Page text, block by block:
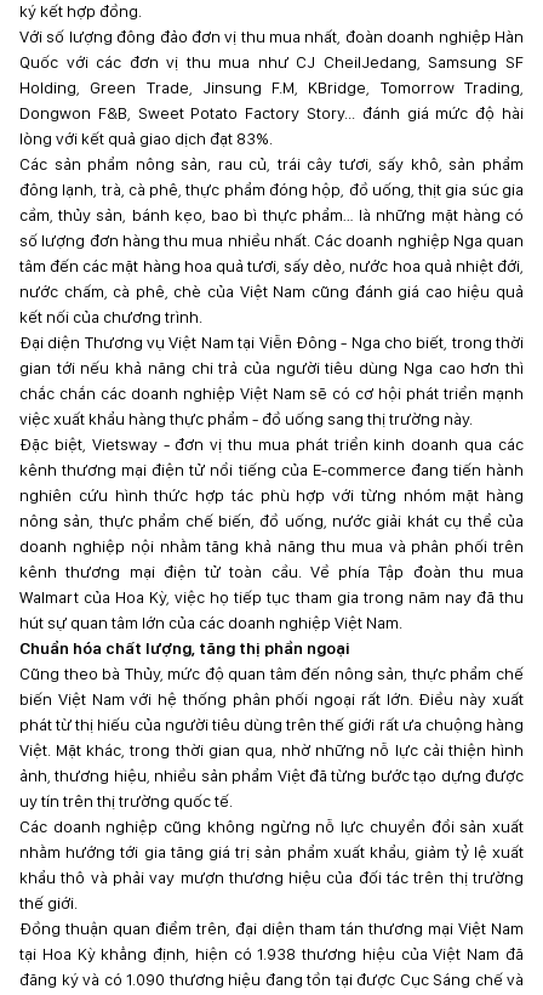
ký kết hợp đồng.
Với số lượng đông đảo đơn vị thu mua nhất, đoàn doanh nghiệp Hàn
Quốc với các đơn vị thu mua như CJ CheilJedang, Samsung SF
Holding, Green Trade, Jinsung F.M, KBridge, Tomorrow Trading,
Dongwon F&B, Sweet Potato Factory Story... đánh giá mức độ hài
lòng với kết quả giao dịch đạt 83%.
Các sản phẩm nông sản, rau củ, trái cây tươi, sấy khô, sản phẩm
đông lạnh, trà, cà phê, thực phẩm đóng hộp, đồ uống, thịt gia súc gia
cầm, thủy sản, bánh kẹo, bao bì thực phẩm… là những mặt hàng có
số lượng đơn hàng thu mua nhiều nhất. Các doanh nghiệp Nga quan
tâm đến các mặt hàng hoa quả tươi, sấy dẻo, nước hoa quả nhiệt đới,
nước chấm, cà phê, chè của Việt Nam cũng đánh giá cao hiệu quả
kết nối của chương trình.
Đại diện Thương vụ Việt Nam tại Viễn Đông - Nga cho biết, trong thời
gian tới nếu khả năng chi trả của người tiêu dùng Nga cao hơn thì
chắc chắn các doanh nghiệp Việt Nam sẽ có cơ hội phát triển mạnh
việc xuất khẩu hàng thực phẩm - đồ uống sang thị trường này.
Đặc biệt, Vietsway - đơn vị thu mua phát triển kinh doanh qua các
kênh thương mại điện tử nổi tiếng của E-commerce đang tiến hành
nghiên cứu hình thức hợp tác phù hợp với từng nhóm mặt hàng
nông sản, thực phẩm chế biến, đồ uống, nước giải khát cụ thể của
doanh nghiệp nội nhằm tăng khả năng thu mua và phân phối trên
kênh thương mại điện tử toàn cầu. Về phía Tập đoàn thu mua
Walmart của Hoa Kỳ, việc họ tiếp tục tham gia trong năm nay đã thu
hút sự quan tâm lớn của các doanh nghiệp Việt Nam.
Chuẩn hóa chất lượng, tăng thị phần ngoại
Cũng theo bà Thủy, mức độ quan tâm đến nông sản, thực phẩm chế
biến Việt Nam với hệ thống phân phối ngoại rất lớn. Điều này xuất
phát từ thị hiếu của người tiêu dùng trên thế giới rất ưa chuộng hàng
Việt. Mặt khác, trong thời gian qua, nhờ những nỗ lực cải thiện hình
ảnh, thương hiệu, nhiều sản phẩm Việt đã từng bước tạo dựng được
uy tín trên thị trường quốc tế.
Các doanh nghiệp cũng không ngừng nỗ lực chuyển đổi sản xuất
nhằm hướng tới gia tăng giá trị sản phẩm xuất khẩu, giảm tỷ lệ xuất
khẩu thô và phải vay mượn thương hiệu của đối tác trên thị trường
thế giới.
Đồng thuận quan điểm trên, đại diện tham tán thương mại Việt Nam
tại Hoa Kỳ khẳng định, hiện có 1.938 thương hiệu của Việt Nam đã
đăng ký và có 1.090 thương hiệu đang tồn tại được Cục Sáng chế và